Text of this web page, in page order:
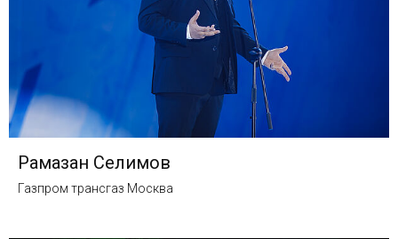
Рамазан Селимов
Газпром трансгаз Москва